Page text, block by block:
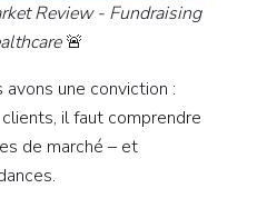
Review - Fundraising
🚨
une conviction :
il faut comprendre
de marché – et